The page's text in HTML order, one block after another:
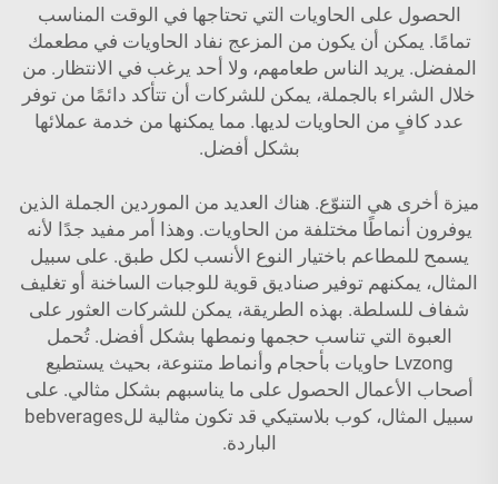
الحصول على الحاويات التي تحتاجها في الوقت المناسب
تمامًا. يمكن أن يكون من المزعج نفاد الحاويات في مطعمك
المفضل. يريد الناس طعامهم، ولا أحد يرغب في الانتظار. من
خلال الشراء بالجملة، يمكن للشركات أن تتأكد دائمًا من توفر
عدد كافٍ من الحاويات لديها. مما يمكنها من خدمة عملائها
بشكل أفضل.
ميزة أخرى هي التنوّع. هناك العديد من الموردين الجملة الذين
يوفرون أنماطًا مختلفة من الحاويات. وهذا أمر مفيد جدًا لأنه
يسمح للمطاعم باختيار النوع الأنسب لكل طبق. على سبيل
المثال، يمكنهم توفير صناديق قوية للوجبات الساخنة أو تغليف
شفاف للسلطة. بهذه الطريقة، يمكن للشركات العثور على
العبوة التي تناسب حجمها ونمطها بشكل أفضل. تُحمل
Lvzong حاويات بأحجام وأنماط متنوعة، بحيث يستطيع
أصحاب الأعمال الحصول على ما يناسبهم بشكل مثالي. على
سبيل المثال، كوب بلاستيكي
قد تكون مثالية للbebverages
الباردة.